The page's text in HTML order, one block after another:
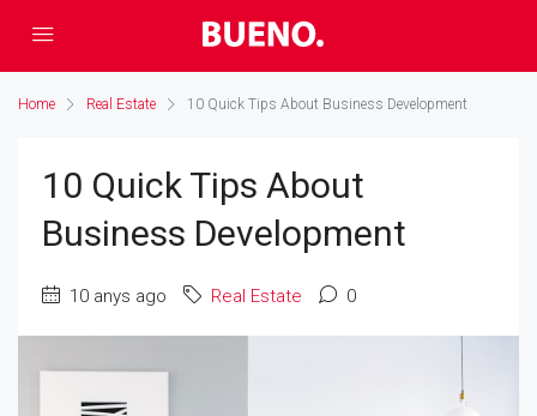
Home Real Estate 10 Quick Tips About Business Development
10 Quick Tips About
Business Development
10 anys ago Real Estate 0